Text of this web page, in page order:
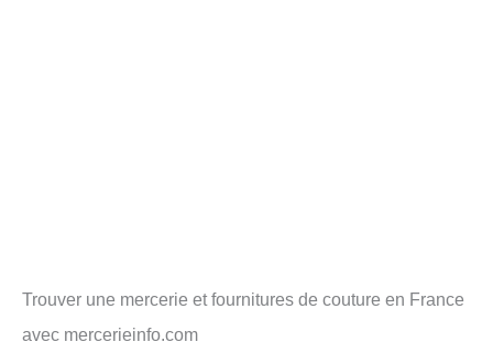
Trouver une mercerie et fournitures de couture en France
avec mercerieinfo.com